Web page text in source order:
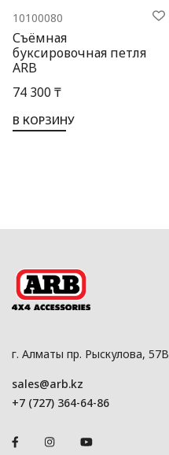
10100080
Съёмная
буксировочная петля
ARB
74 300 ₸
В КОРЗИНУ
г. Алматы пр. Рыскулова, 57В
sales@arb.kz
+7 (727) 364-64-86